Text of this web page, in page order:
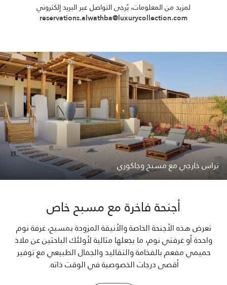
لمزيد من المعلومات، يٌرجى التواصل عبر البريد إلكتروني
reservations.alwathba@luxurycollection.com
تراس خارجي مع مسبح وجاكوزي
أجنحة فاخرة مع مسبح خاص
تعرض هذه الأجنحة الخاصة والأنيقة المزودة بمسبح، غرفة نوم
واحدة أو غرفتي نوم، ما يجعلها مثالية لأولئك الباحثين عن ملاذ
حميمي مفعم بالفخامة والتقاليد والجمال الطبيعي مع توفير
أقصى درجات الخصوصية في الوقت ذاته.